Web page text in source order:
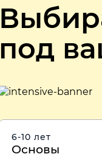
под
6-10 лет
Основы